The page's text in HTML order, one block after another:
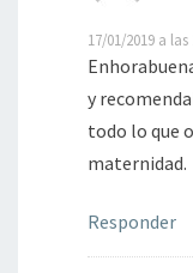
17/01/2019 a las
y
todo lo que
maternidad.
Responder